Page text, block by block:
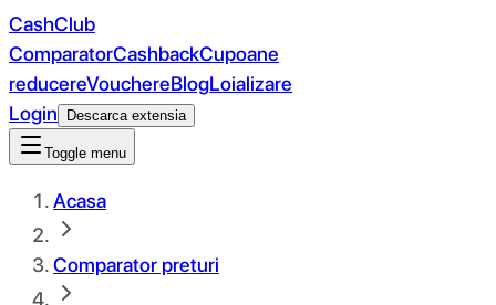
CashClub
ComparatorCashbackCupoane
reducereVouchereBlogLoializare
Login
Descarca extensia
Toggle menu
Acasa
Comparator preturi